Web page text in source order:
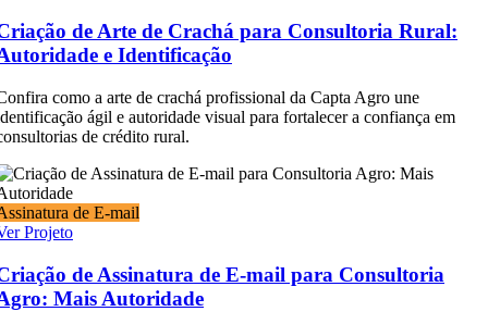
de Arte de Crachá para Consultoria Rural:
e Identificação
como a arte de crachá profissional da Capta Agro une
ágil e autoridade visual para fortalecer a confiança em
de crédito rural.
de E-mail
Projeto
de Assinatura de E-mail para Consultoria
Mais Autoridade